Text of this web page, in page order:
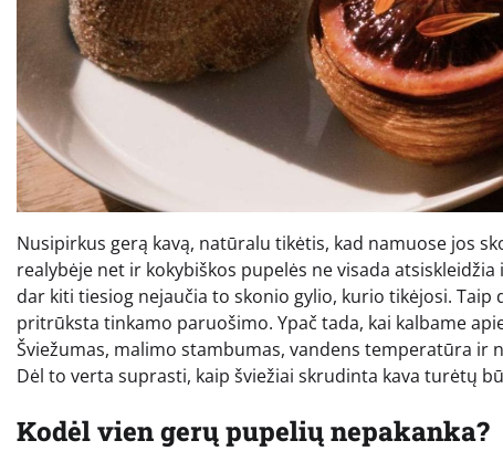
Nusipirkus gerą kavą, natūralu tikėtis, kad namuose jos
realybėje net ir kokybiškos pupelės ne visada
dar kiti tiesiog nejaučia to skonio gylio, kurio tikėjosi.
pritrūksta tinkamo paruošimo. Ypač tada, kai kalbame
Šviežumas, malimo stambumas, vandens temperatūra ir
Dėl to verta suprasti, kaip šviežiai skrudinta kava turėtų
Kodėl vien gerų pupelių nepakanka?